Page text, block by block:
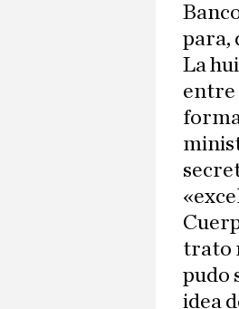
para,
La
entre
trato
pudo
idea